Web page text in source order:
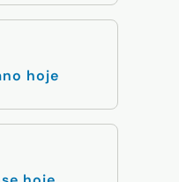
hoje